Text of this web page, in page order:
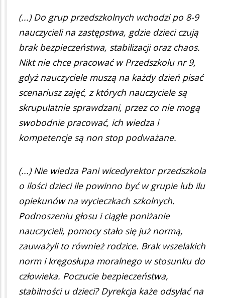
(...) Do grup przedszkolnych wchodzi po 8-9
nauczycieli na zastępstwa, gdzie dzieci czują
brak bezpieczeństwa, stabilizacji oraz chaos.
Nikt nie chce pracować w Przedszkolu nr 9,
gdyż nauczyciele muszą na każdy dzień pisać
scenariusz zajęć, z których nauczyciele są
skrupulatnie sprawdzani, przez co nie mogą
swobodnie pracować, ich wiedza i
kompetencje są non stop podważane.
(...) Nie wiedza Pani wicedyrektor przedszkola
o ilości dzieci ile powinno być w grupie lub ilu
opiekunów na wycieczkach szkolnych.
Podnoszeniu głosu i ciągłe poniżanie
nauczycieli, pomocy stało się już normą,
zauważyli to również rodzice. Brak wszelakich
norm i kręgosłupa moralnego w stosunku do
człowieka. Poczucie bezpieczeństwa,
stabilności u dzieci? Dyrekcja każe odsyłać na